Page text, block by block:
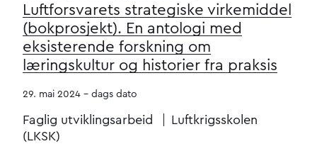
Luftforsvarets strategiske virkemiddel
(bokprosjekt). En antologi med
eksisterende forskning om
læringskultur og historier fra praksis
29. mai 2024 - dags dato
Faglig utviklingsarbeid
Luftkrigsskolen
(LKSK)